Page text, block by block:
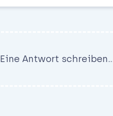
Eine Antwort